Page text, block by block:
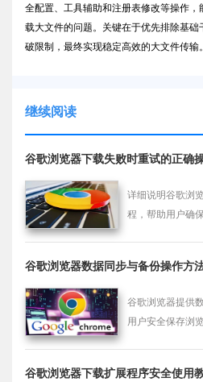
全配置、工具辅助和注册表修改等操作
载大文件的问题。关键在于优先排除基
破限制，最终实现稳定高效的大文件传输。
继续阅读
谷歌浏览器下载失败时重试的正确
详细说明谷歌浏
程，帮助用户确
谷歌浏览器数据同步与备份操作方
谷歌浏览器提供
用户安全保存浏
谷歌浏览器下载扩展程序安全使用